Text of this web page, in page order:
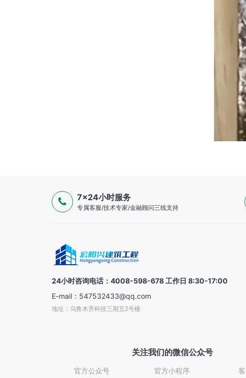
7×24小时服务
专属客服/技术专家/金融顾问三线支持
24小时咨询电话：4008-598-678 工作日 8:30-17:00
E-mail：547532433@qq.com
地址：乌鲁木齐科技三期五2号楼
关注我们的微信公众号
官方公众号 官方小程序